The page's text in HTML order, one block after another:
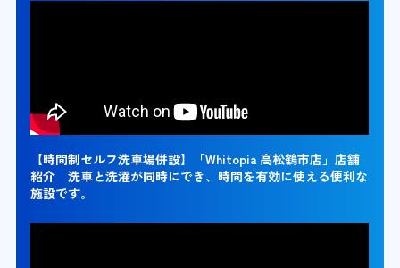
【時間制セルフ洗車場併設】「Whitopia 高松鶴市店」店舗
紹介 洗車と洗濯が同時にでき、時間を有効に使える便利な
施設です。